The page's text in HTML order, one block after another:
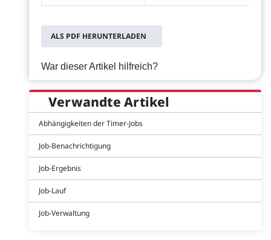
ALS PDF HERUNTERLADEN
War dieser Artikel hilfreich?
Verwandte Artikel
Abhängigkeiten der Timer-Jobs
Job-Benachrichtigung
Job-Ergebnis
Job-Lauf
Job-Verwaltung